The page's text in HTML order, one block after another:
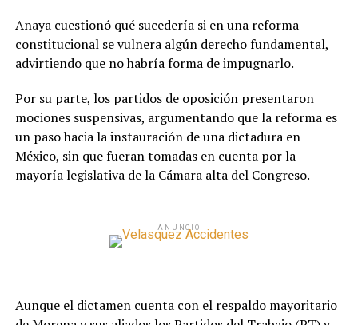
Anaya cuestionó qué sucedería si en una reforma
constitucional se vulnera algún derecho fundamental,
advirtiendo que no habría forma de impugnarlo.
Por su parte, los partidos de oposición presentaron
mociones suspensivas, argumentando que la reforma es
un paso hacia la instauración de una dictadura en
México, sin que fueran tomadas en cuenta por la
mayoría legislativa de la Cámara alta del Congreso.
ANUNCIO
Aunque el dictamen cuenta con el respaldo mayoritario